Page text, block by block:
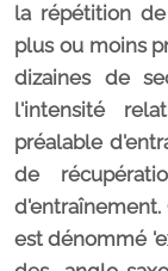
la répétition
plus ou moins
dizaines de
l'intensité
préalable
de
est dénommé